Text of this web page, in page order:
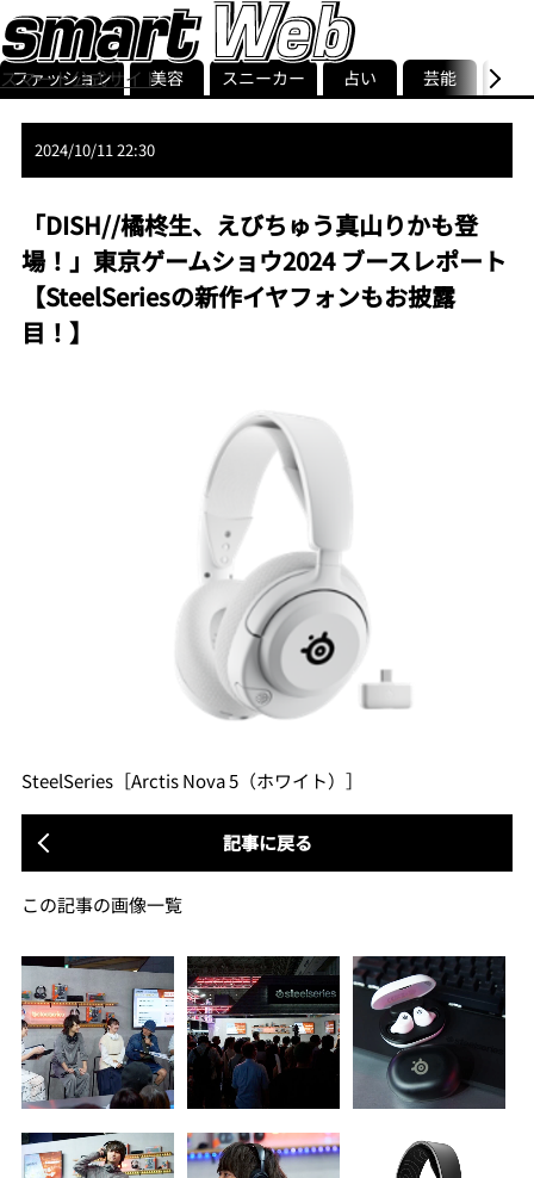
スマート公式サイト
smart最新号
記事一覧ランキング
ストリ
ファッション 美容 スニーカー 占い 芸能 グル
2024/10/11 22:30
「DISH//橘柊生、えびちゅう真山りかも登
場！」東京ゲームショウ2024 ブースレポート
【SteelSeriesの新作イヤフォンもお披露
目！】
SteelSeries［Arctis Nova 5（ホワイト）］
記事に戻る
この記事の画像一覧